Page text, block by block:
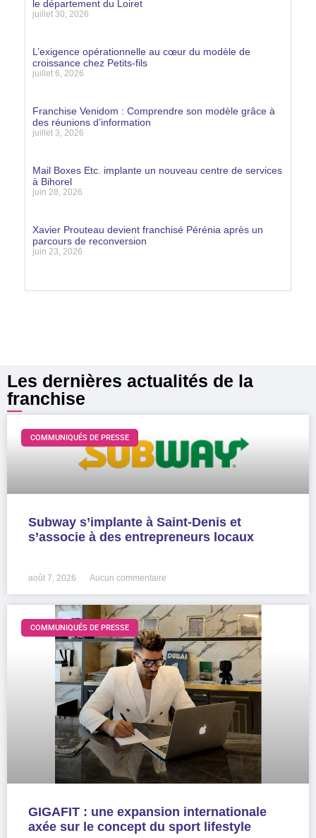
le département du Loiret
juillet 30, 2026
L’exigence opérationnelle au cœur du modèle de
croissance chez Petits-fils
juillet 6, 2026
Franchise Venidom : Comprendre son modèle grâce à
des réunions d’information
juillet 3, 2026
Mail Boxes Etc. implante un nouveau centre de services
à Bihorel
juin 28, 2026
Xavier Prouteau devient franchisé Pérénia après un
parcours de reconversion
juin 23, 2026
Les dernières actualités de la
franchise
COMMUNIQUÉS DE PRESSE
Subway s’implante à Saint-Denis et
s’associe à des entrepreneurs locaux
août 7, 2026 Aucun commentaire
COMMUNIQUÉS DE PRESSE
GIGAFIT : une expansion internationale
axée sur le concept du sport lifestyle